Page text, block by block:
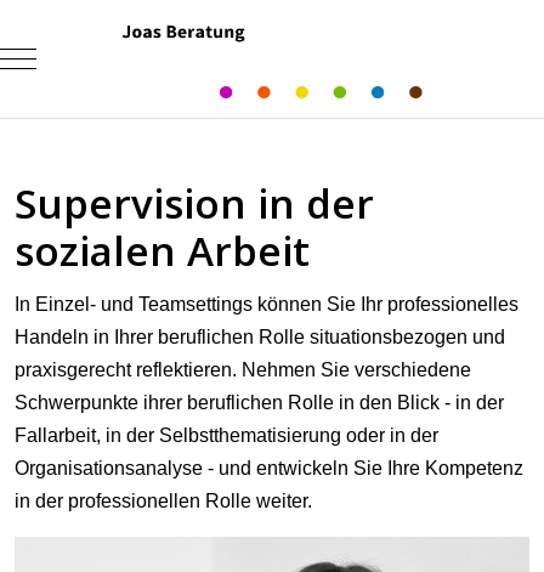
Mobile Menu Toggle
Supervision in der
sozialen Arbeit
In Einzel- und Teamsettings können Sie Ihr professionelles
Handeln in Ihrer beruflichen Rolle situationsbezogen und
praxisgerecht reflektieren. Nehmen Sie verschiedene
Schwerpunkte ihrer beruflichen Rolle in den Blick - in der
Fallarbeit, in der Selbstthematisierung oder in der
Organisationsanalyse - und entwickeln Sie Ihre Kompetenz
in der professionellen Rolle weiter.